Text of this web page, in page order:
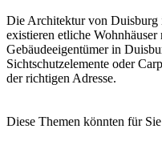
Die Architektur von Duisburg
existieren etliche
Gebäudeeigentümer in
Sichtschutzelemente oder
der richtigen Adresse.
Diese Themen könnten für